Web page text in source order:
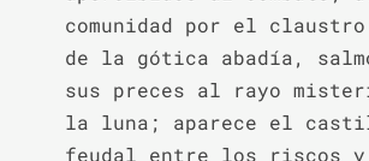
comunidad por el claustro
de la gótica abadía,
sus preces al rayo
la luna; aparece el
feudal entre los riscos y